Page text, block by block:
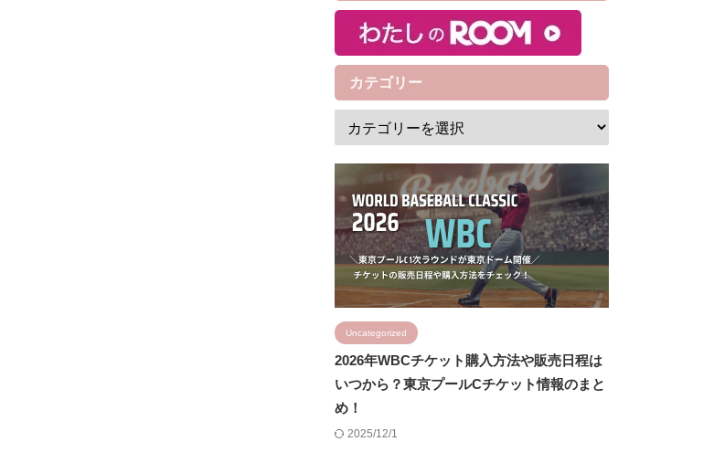
カテゴリー
Uncategorized
2026年WBCチケット購入方法や販売日程は
いつから？東京プールCチケット情報のまと
め！
2025/12/1